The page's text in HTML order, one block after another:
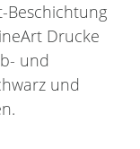
Beschichtung
Drucke
und
und